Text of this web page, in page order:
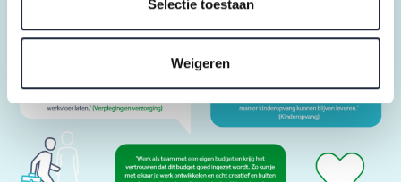
Selectie toestaan
Weigeren